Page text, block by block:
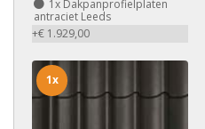
1x Dakpanprofielplaten
antraciet Leeds
+€ 1.929,00
1x